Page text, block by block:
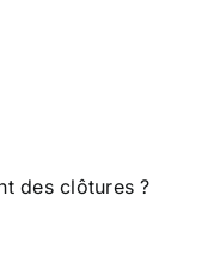
des clôtures ?